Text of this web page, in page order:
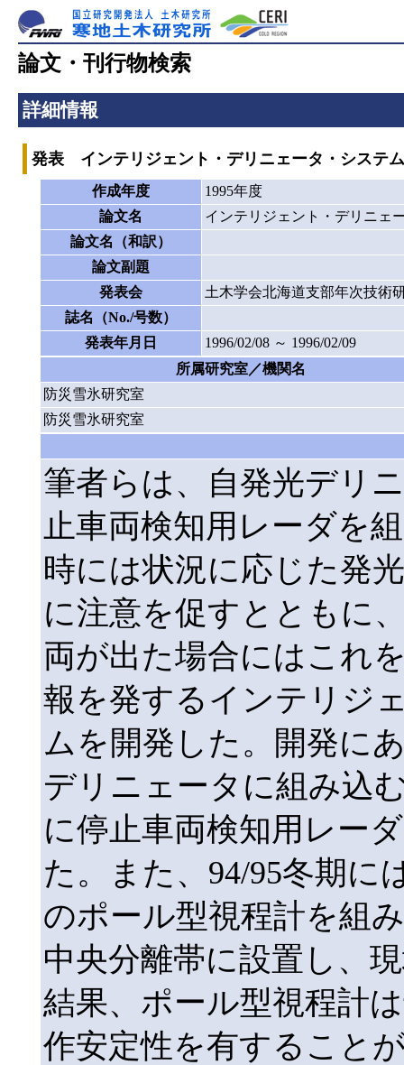
論文・刊行物検索
詳細情報
発表 インテリジェント・デリニェータ・システ
作成年度
1995年度
論文名
インテリジェント・デリニェ
論文名（和訳）
論文副題
発表会
土木学会北海道支部年次技術
誌名（No./号数）
発表年月日
1996/02/08 ～ 1996/02/09
所属研究室／機関名
防災雪氷研究室
防災雪氷研究室
筆者らは、自発光デリ
止車両検知用レーダを
時には状況に応じた発
に注意を促すとともに
両が出た場合にはこれ
報を発するインテリジ
ムを開発した。開発に
デリニェータに組み込
に停止車両検知用レー
た。また、94/95冬期に
のポール型視程計を組
中央分離帯に設置し、
結果、ポール型視程計
作安定性を有すること